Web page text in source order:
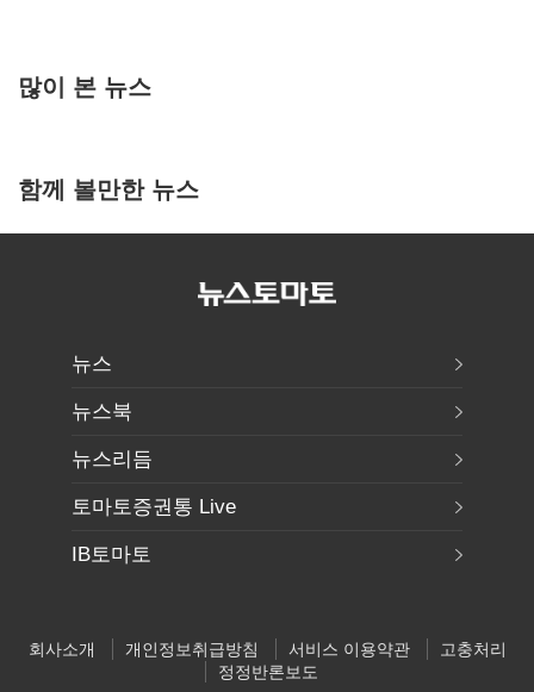
많이 본 뉴스
함께 볼만한 뉴스
뉴스
뉴스북
뉴스리듬
토마토증권통 Live
IB토마토
회사소개 개인정보취급방침 서비스 이용약관
고충처리
정정반론보도